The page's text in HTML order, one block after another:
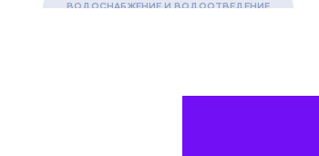
ВОДОСНАБЖЕНИЕ И ВОДООТВЕДЕНИЕ